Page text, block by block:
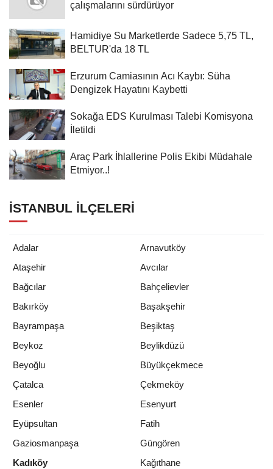
çalışmalarını sürdürüyor
Hamidiye Su Marketlerde Sadece 5,75 TL,
BELTUR'da 18 TL
Erzurum Camiasının Acı Kaybı: Süha
Dengizek Hayatını Kaybetti
Sokağa EDS Kurulması Talebi Komisyona
İletildi
Araç Park İhlallerine Polis Ekibi Müdahale
Etmiyor..!
İSTANBUL İLÇELERI
Adalar
Arnavutköy
Ataşehir
Avcılar
Bağcılar
Bahçelievler
Bakırköy
Başakşehir
Bayrampaşa
Beşiktaş
Beykoz
Beylikdüzü
Beyoğlu
Büyükçekmece
Çatalca
Çekmeköy
Esenler
Esenyurt
Eyüpsultan
Fatih
Gaziosmanpaşa
Güngören
Kadıköy
Kağıthane